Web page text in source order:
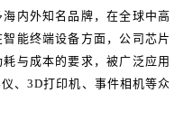
内外知名品牌，在全球中高
能终端设备方面，公司芯片
与成本的要求，被广泛应用
、3D打印机、事件相机等众